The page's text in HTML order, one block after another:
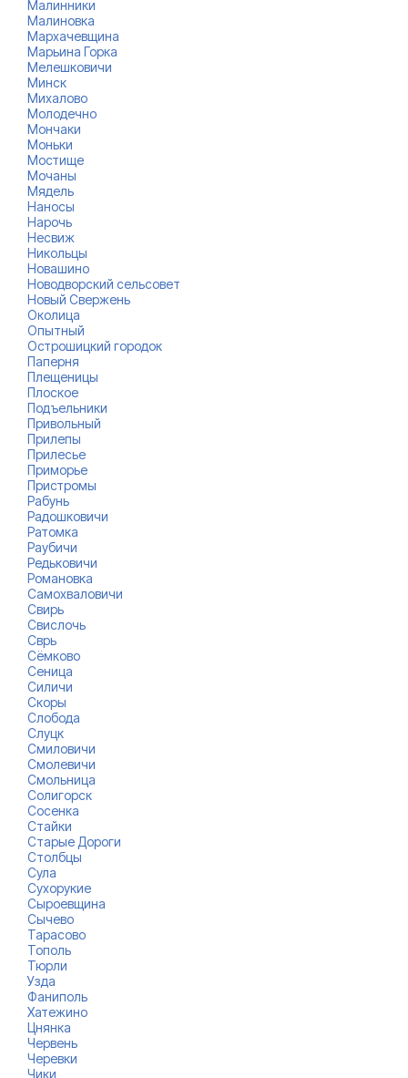
Малинники
Малиновка
Мархачевщина
Марьина Горка
Мелешковичи
Минск
Михалово
Молодечно
Мончаки
Моньки
Мостище
Мочаны
Мядель
Наносы
Нарочь
Несвиж
Никольцы
Новашино
Новодворский сельсовет
Новый Свержень
Околица
Опытный
Острошицкий городок
Паперня
Плещеницы
Плоское
Подъельники
Привольный
Прилепы
Прилесье
Приморье
Пристромы
Рабунь
Радошковичи
Ратомка
Раубичи
Редьковичи
Романовка
Самохваловичи
Свирь
Свислочь
Сврь
Сёмково
Сеница
Силичи
Скоры
Слобода
Слуцк
Смиловичи
Смолевичи
Смольница
Солигорск
Сосенка
Стайки
Старые Дороги
Столбцы
Сула
Сухорукие
Сыроевщина
Сычево
Тарасово
Тополь
Тюрли
Узда
Фаниполь
Хатежино
Цнянка
Червень
Черевки
Чики